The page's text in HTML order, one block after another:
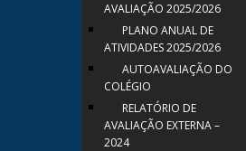
AVALIAÇÃO 2025/2026
PLANO ANUAL DE
ATIVIDADES 2025/2026
AUTOAVALIAÇÃO DO
COLÉGIO
RELATÓRIO DE
AVALIAÇÃO EXTERNA –
2024